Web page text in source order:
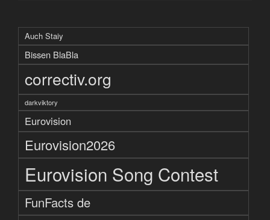
Auch Staiy
Bissen BlaBla
correctiv.org
darkviktory
Eurovision
Eurovision2026
Eurovision Song Contest
FunFacts de